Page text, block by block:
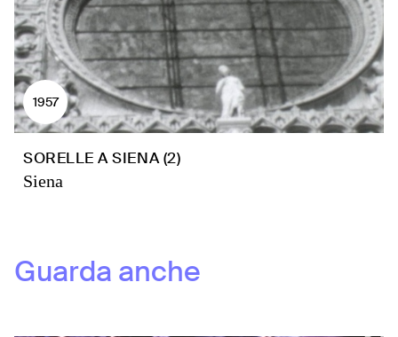
1957
SORELLE A SIENA (2)
Siena
Guarda anche